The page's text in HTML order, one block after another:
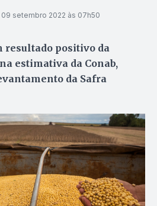
09 setembro 2022 às 07h50
resultado positivo da
estimativa da Conab,
da Safra